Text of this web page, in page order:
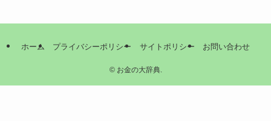
ホーム プライバシーポリシー サイトポリシー お問い合わせ
©お金の大辞典.